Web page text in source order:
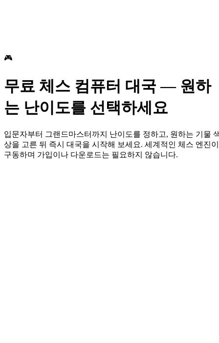
🎮
무료 체스 컴퓨터 대국 — 원하
는 난이도를 선택하세요
입문자부터 그랜드마스터까지 난이도를 정하고, 원하는 기물
상을 고른 뒤 즉시 대국을 시작해 보세요. 세계적인 체스 엔진이
구동하며 가입이나 다운로드는 필요하지 않습니다.